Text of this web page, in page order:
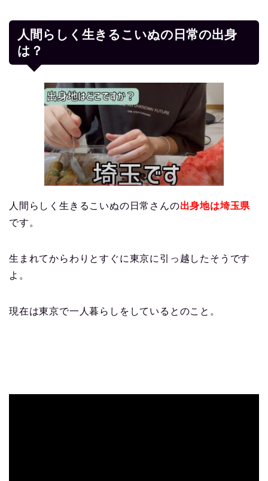
人間らしく生きるこいぬの日常の出身
は？
人間らしく生きるこいぬの日常さんの出身地は埼玉県
です。
生まれてからわりとすぐに東京に引っ越したそうです
よ。
現在は東京で一人暮らしをしているとのこと。